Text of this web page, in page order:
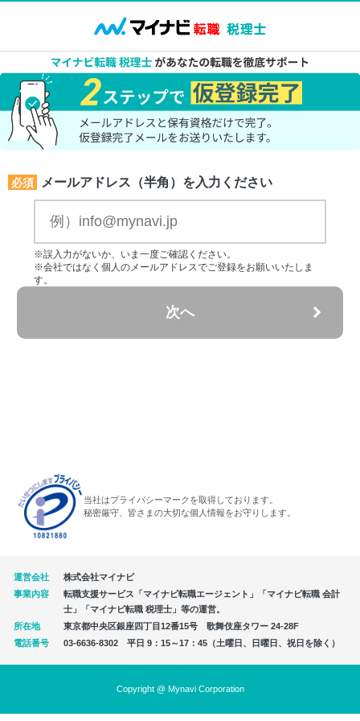
必須 メールアドレス（半角）を入力ください
※誤入力がないか、いま一度ご確認ください。
※会社ではなく個人のメールアドレスでご登録をお願いいたしま
す。
次へ
当社はプライバシーマークを取得しております。
秘密厳守、皆さまの大切な個人情報をお守りします。
運営会社
株式会社マイナビ
事業内容
転職支援サービス「マイナビ転職エージェント」「マイナビ転職 会計
士」「マイナビ転職 税理士」等の運営。
所在地
東京都中央区銀座四丁目12番15号 歌舞伎座タワー 24-28F
電話番号
03-6636-8302 平日 9：15～17：45（土曜日、日曜日、祝日を除く）
Copyright @ Mynavi Corporation